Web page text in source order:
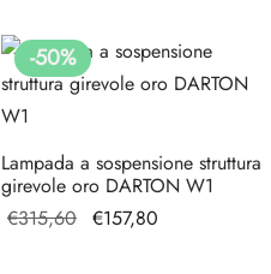
-50%
Lampada a sospensione struttura
girevole oro DARTON W1
€315,60 Il prezzo
€157,80